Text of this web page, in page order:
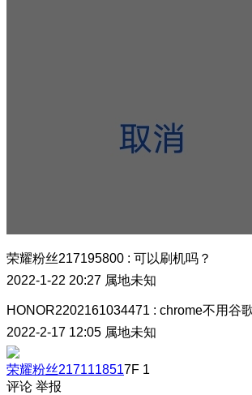
荣耀粉丝217195800 : 可以刷机吗？
2022-1-22 20:27 属地未知
HONOR2202161034471 : chrome不用谷
2022-2-17 12:05 属地未知
荣耀粉丝2171118517F 1
评论 举报